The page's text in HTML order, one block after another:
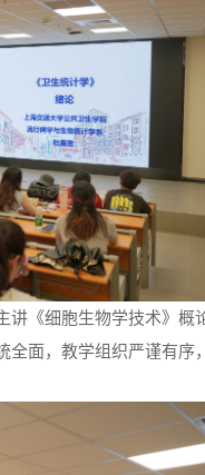
讲《细胞生物学技术》概
全面，教学组织严谨有序